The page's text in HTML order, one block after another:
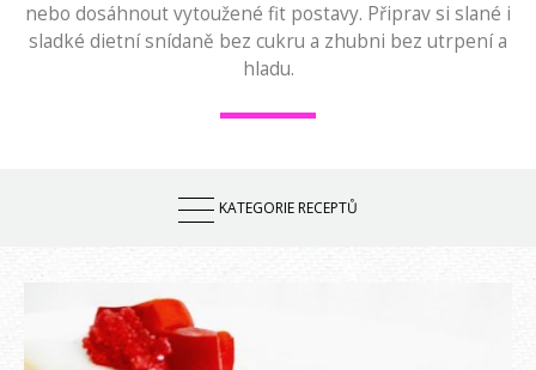
nebo dosáhnout vytoužené fit postavy. Připrav si slané i
sladké dietní snídaně bez cukru a zhubni bez utrpení a
hladu.